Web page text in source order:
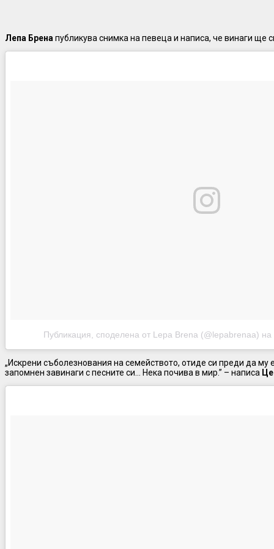
Лепа Бренапубликува снимка на певеца и написа, че винаги ще
Публикация, споделена от Lepa Brena (@lepabrenaa) на
„Искрени съболезнования на семейството, отиде си преди да
запомнен завинаги с песните си… Нека почива в мир.” – написа